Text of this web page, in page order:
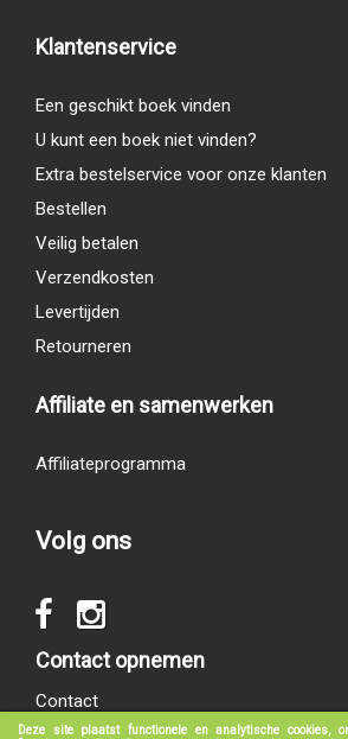
Deze site plaatst functionele en analytische cookies,
Klantenservice
Een geschikt boek vinden
U kunt een boek niet vinden?
Extra bestelservice voor onze klanten
Bestellen
Veilig betalen
Verzendkosten
Levertijden
Retourneren
Affiliate en samenwerken
Affiliateprogramma
Volg ons
Contact opnemen
Contact